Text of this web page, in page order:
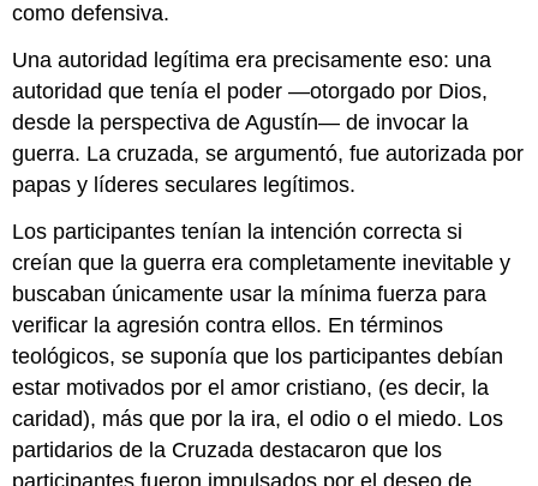
como defensiva.
Una autoridad legítima era precisamente eso: una
autoridad que tenía el poder —otorgado por Dios,
desde la perspectiva de Agustín— de invocar la
guerra. La cruzada, se argumentó, fue autorizada por
papas y líderes seculares legítimos.
Los participantes tenían la intención correcta si
creían que la guerra era completamente inevitable y
buscaban únicamente usar la mínima fuerza para
verificar la agresión contra ellos. En términos
teológicos, se suponía que los participantes debían
estar motivados por el amor cristiano, (es decir, la
caridad), más que por la ira, el odio o el miedo. Los
partidarios de la Cruzada destacaron que los
participantes fueron impulsados por el deseo de